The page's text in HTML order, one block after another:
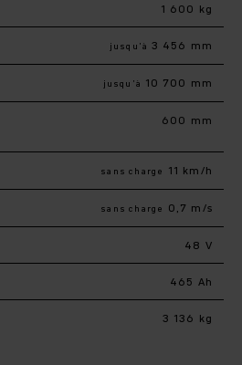
1 600 kg
jusqu’à 3 456 mm
jusqu’à 10 700 mm
600 mm
sans charge 11 km/h
sans charge 0,7 m/s
48 V
465 Ah
3 136 kg